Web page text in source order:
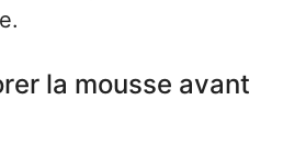
la mousse avant